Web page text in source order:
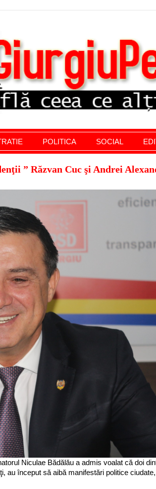
giurgiu, stiri politice, social
POLITICA SOCIAL
” Răzvan Cuc şi Andrei
Niculae Bădălău a admis voalat că doi
au început să aibă manifestări politice